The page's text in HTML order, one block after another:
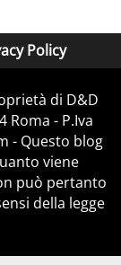
Policy
di D&D
Roma - P.Iva
- Questo blog
viene
può pertanto
della legge